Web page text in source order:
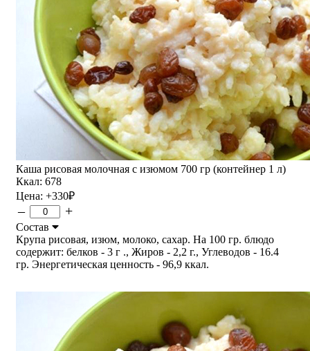
Каша рисовая молочная с изюмом 700 гр (контейнер 1 л)
Ккал: 678
Цена: +330₽
– +
Состав
Крупа рисовая, изюм, молоко, сахар. На 100 гр. блюдо
содержит: белков - 3 г ., Жиров - 2,2 г., Углеводов - 16.4
гр. Энергетическая ценность - 96,9 ккал.